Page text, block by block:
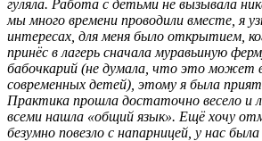
гуляла. Работа с детьми не вызывала
мы много времени проводили вместе, я
интересах, для меня было открытием,
принёс в лагерь сначала муравьиную
бабочкарий (не думала, что это может
современных детей), этому я была
Практика прошла достаточно весело и
всеми нашла «общий язык». Ещё хочу
безумно повезло с напарницей, у нас